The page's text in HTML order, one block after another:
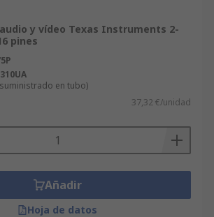
y vídeo Texas Instruments 2-
pines
en tubo)
37,32 €/unidad
Añadir
Hoja de datos